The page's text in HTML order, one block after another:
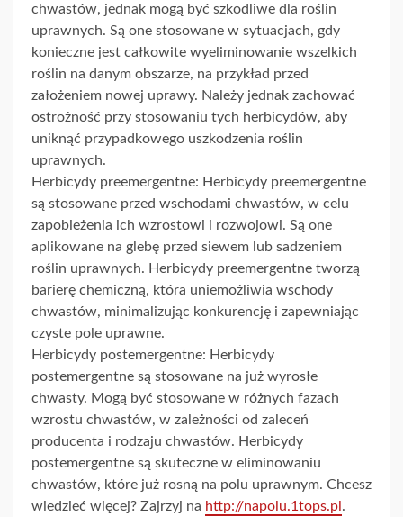
chwastów, jednak mogą być szkodliwe dla roślin
uprawnych. Są one stosowane w sytuacjach, gdy
konieczne jest całkowite wyeliminowanie wszelkich
roślin na danym obszarze, na przykład przed
założeniem nowej uprawy. Należy jednak zachować
ostrożność przy stosowaniu tych herbicydów, aby
uniknąć przypadkowego uszkodzenia roślin
uprawnych.
Herbicydy preemergentne: Herbicydy preemergentne
są stosowane przed wschodami chwastów, w celu
zapobieżenia ich wzrostowi i rozwojowi. Są one
aplikowane na glebę przed siewem lub sadzeniem
roślin uprawnych. Herbicydy preemergentne tworzą
barierę chemiczną, która uniemożliwia wschody
chwastów, minimalizując konkurencję i zapewniając
czyste pole uprawne.
Herbicydy postemergentne: Herbicydy
postemergentne są stosowane na już wyrosłe
chwasty. Mogą być stosowane w różnych fazach
wzrostu chwastów, w zależności od zaleceń
producenta i rodzaju chwastów. Herbicydy
postemergentne są skuteczne w eliminowaniu
chwastów, które już rosną na polu uprawnym. Chcesz
wiedzieć więcej? Zajrzyj na http://napolu.1tops.pl .